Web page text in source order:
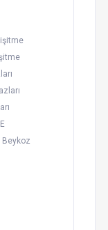
Beykoz